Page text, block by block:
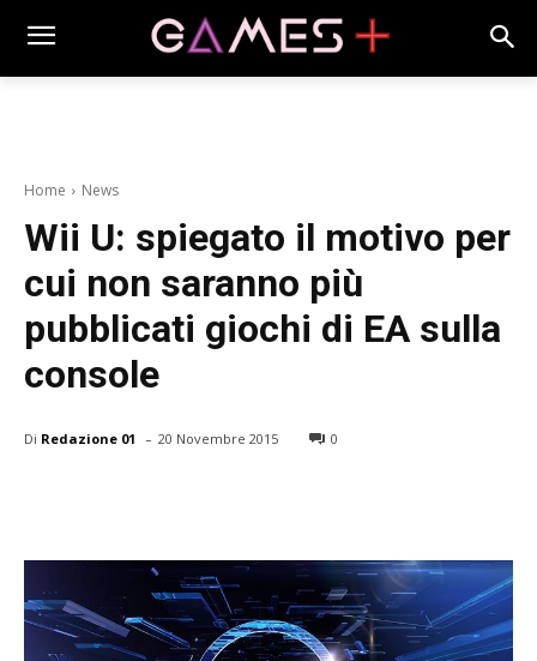
Home News
Wii U: spiegato il motivo per
cui non saranno più
pubblicati giochi di EA sulla
console
Di Redazione 01 - 20 Novembre 2015 0